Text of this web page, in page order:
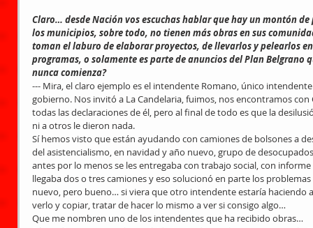
Claro… desde Nación vos escuchas hablar que hay un montón
los municipios, sobre todo, no tienen más obras en sus
toman el laburo de elaborar proyectos, de llevarlos y pelearlos
programas, o solamente es parte de anuncios del Plan Belgrano
nunca comienza?
--- Mira, el claro ejemplo es el intendente Romano, único
gobierno. Nos invitó a La Candelaria, fuimos, nos encontramos
todas las declaraciones de él, pero al final de todo es que la
ni a otros le dieron nada.
Sí hemos visto que están ayudando con camiones de bolsones a
del asistencialismo, en navidad y año nuevo, grupo de
antes por lo menos se les entregaba con trabajo social, con
llegaba dos o tres camiones y eso solucionó en parte los
nuevo, pero bueno… si viera que otro intendente estaría haciendo
verlo y copiar, tratar de hacer lo mismo a ver si consigo algo…
Que me nombren uno de los intendentes que ha recibido obras…